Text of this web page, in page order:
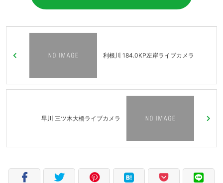
利根川 184.0KP左岸ライブカメラ
早川 三ツ木大橋ライブカメラ